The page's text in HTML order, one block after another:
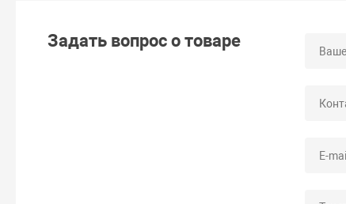
Задать вопрос о товаре